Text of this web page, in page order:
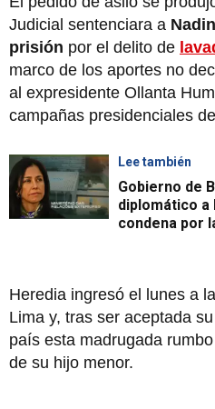
Judicial sentenciara a
prisión por el delito de
marco de los aportes no
al expresidente Ollanta
campañas presidenciales de
Lee también
Gobierno de
diplomático a
condena por
Heredia ingresó el lunes a la
Lima y, tras ser aceptada
país esta madrugada
de su hijo menor.